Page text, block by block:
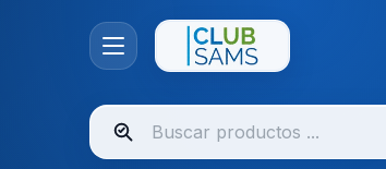
Buscar
productos